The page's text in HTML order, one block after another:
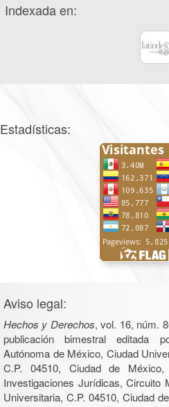
Indexada en:
Estadísticas:
Aviso legal:
Hechos y Derechos, vol. 16, núm.
publicación bimestral editada
Autónoma de México, Ciudad
C.P. 04510, Ciudad de
Investigaciones Jurídicas, Circuito
Universitaria, C.P. 04510, Ciudad